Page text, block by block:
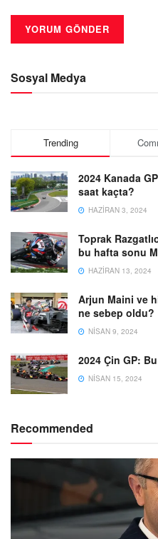
Sosyal Medya
Trending
2024 Kanada
saat kaçta?
HAZIRAN 3, 2024
Toprak
bu hafta sonu
HAZIRAN 13, 2024
Arjun Maini ve
ne sebep oldu?
NISAN 9, 2024
2024 Çin GP:
NISAN 15, 2024
Recommended